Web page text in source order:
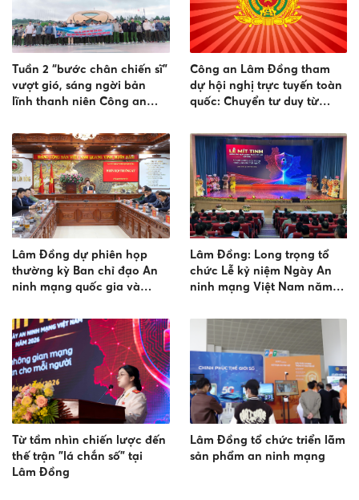
Tuần 2 “bước chân chiến sĩ”
vượt gió, sáng ngời bản
lĩnh thanh niên Công an
Công an Lâm Đồng tham
dự hội nghị trực tuyến toàn
quốc: Chuyển tư duy từ
tạo" trong công tác cai
nghiện ma túy
Lâm Đồng dự phiên họp
thường kỳ Ban chỉ đạo An
ninh mạng quốc gia và
mạng Việt Nam 2026
Lâm Đồng: Long trọng tổ
chức Lễ kỷ niệm Ngày An
ninh mạng Việt Nam năm
Từ tầm nhìn chiến lược đến
thế trận "lá chắn số" tại
Lâm Đồng
Lâm Đồng tổ chức triển lãm
sản phẩm an ninh mạng